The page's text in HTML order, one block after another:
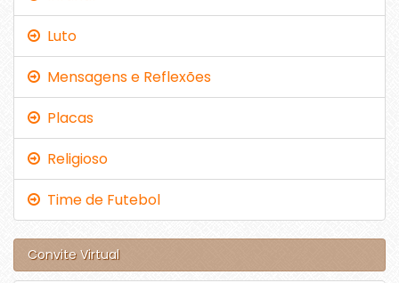
Luto
Mensagens e Reflexões
Placas
Religioso
Time de Futebol
Convite Virtual